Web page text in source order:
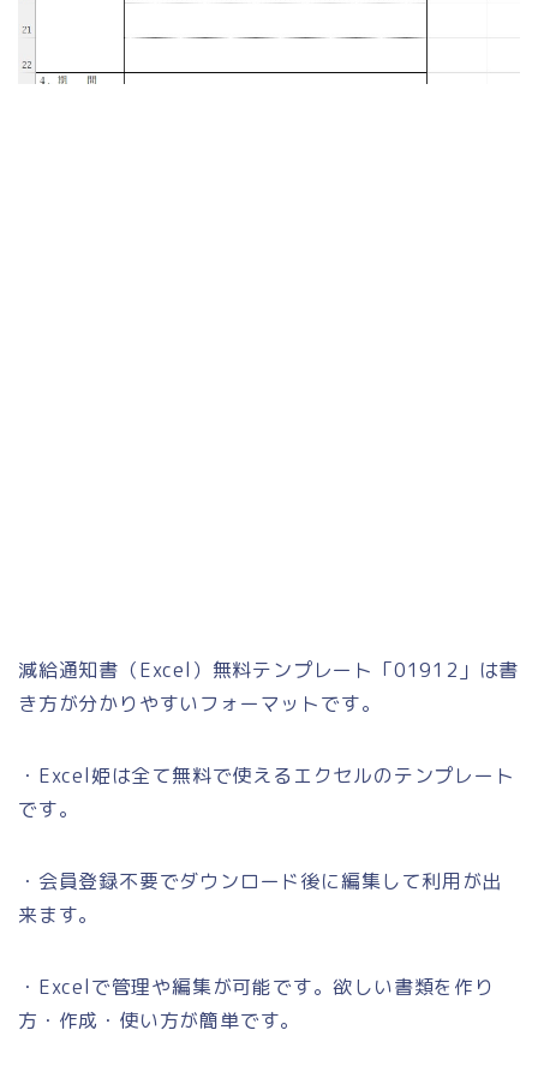
減給通知書（Excel）無料テンプレート「01912」は書
き方が分かりやすいフォーマットです。
・Excel姫は全て無料で使えるエクセルのテンプレート
です。
・会員登録不要でダウンロード後に編集して利用が出
来ます。
・Excelで管理や編集が可能です。欲しい書類を作り
方・作成・使い方が簡単です。